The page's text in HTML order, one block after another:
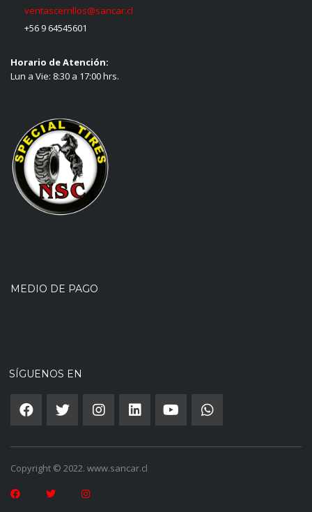
ventascerrillos@sancar.cl
+56 9 64545601
Horario de Atención:
Lun a Vie: 8:30 a 17:00 hrs.
MEDIO DE PAGO
SÍGUENOS EN
Copyright © 2022. www.sancar.cl